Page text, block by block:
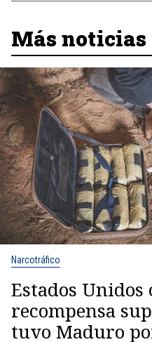
Más noticias
Narcotráfico
Estados Unidos
recompensa
tuvo Maduro